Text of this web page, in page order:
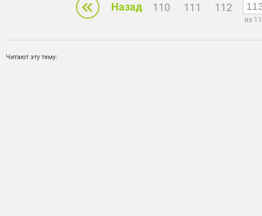
Назад 110 111 112
из
Читают эту тему: